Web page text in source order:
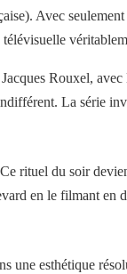
Avec
Rouxel,
La série
rituel du soir
en le filmant
esthétique